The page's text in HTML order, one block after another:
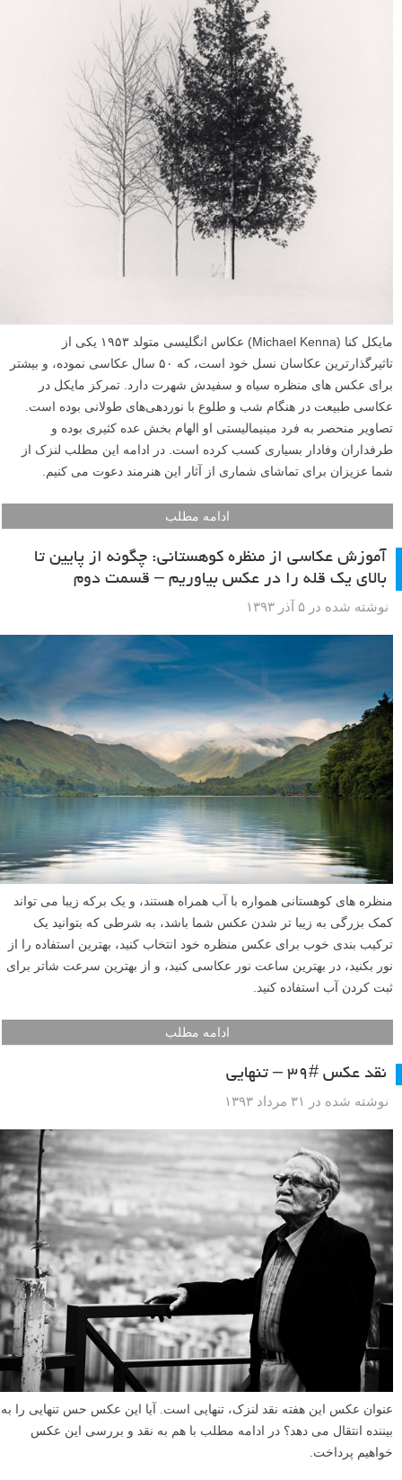
مایکل کنا (Michael Kenna) عکاس انگلیسی متولد ۱۹۵۳ یکی از
تاثیرگذارترین عکاسان نسل خود است، که ۵۰ سال عکاسی نموده، و بیشتر
برای عکس های منظره سیاه و سفیدش شهرت دارد. تمرکز مایکل در
عکاسی طبیعت در هنگام شب و طلوع با نوردهی‌های طولانی بوده است.
تصاویر منحصر به فرد مینیمالیستی او الهام بخش عده کثیری بوده و
طرفداران وفادار بسیاری کسب کرده است. در ادامه این مطلب لنزک از
شما عزیزان برای تماشای شماری از آثار این هنرمند دعوت می کنیم.
ادامه مطلب
آموزش عکاسی از منظره کوهستانی: چگونه از پایین تا
بالای یک قله را در عکس بیاوریم – قسمت دوم
نوشته شده در ۵ آذر ۱۳۹۳
منظره های کوهستانی همواره با آب همراه هستند، و یک برکه زیبا می تواند
کمک بزرگی به زیبا تر شدن عکس شما باشد، به شرطی که بتوانید یک
ترکیب بندی خوب برای عکس منظره خود انتخاب کنید، بهترین استفاده را از
نور بکنید، در بهترین ساعت نور عکاسی کنید، و از بهترین سرعت شاتر برای
ثبت کردن آب استفاده کنید.
ادامه مطلب
نقد عکس #۳۹ – تنهایی
نوشته شده در ۳۱ مرداد ۱۳۹۳
عنوان عکس این هفته نقد لنزک، تنهایی است. آیا این عکس حس تنهایی را به
بیننده انتقال می دهد؟ در ادامه مطلب با هم به نقد و بررسی این عکس
خواهیم پرداخت.